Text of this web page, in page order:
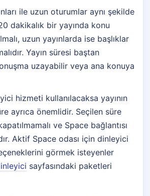
ile uzun oturumlar aynı şekilde
dakikalık bir yayında konu
uzun yayınlarda ise başlıklar
Yayın süresi baştan
uzayabilir veya ana konuya
hizmeti kullanılacaksa yayının
ayrıca önemlidir. Seçilen süre
ve Space bağlantısı
Aktif Space odası için dinleyici
görmek isteyenler
sayfasındaki paketleri